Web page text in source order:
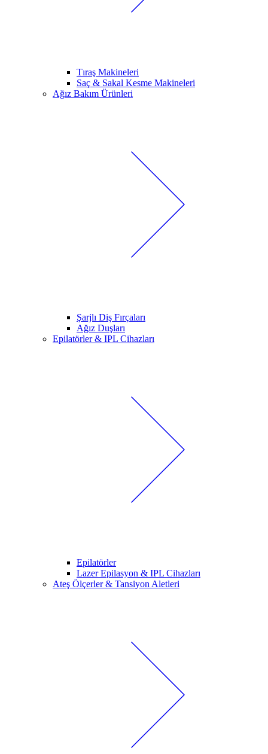
Tıraş Makineleri
Saç & Sakal Kesme Makineleri
Ağız Bakım Ürünleri
Şarjlı Diş Fırçaları
Ağız Duşları
Epilatörler & IPL Cihazları
Epilatörler
Lazer Epilasyon & IPL Cihazları
Ateş Ölçerler & Tansiyon Aletleri